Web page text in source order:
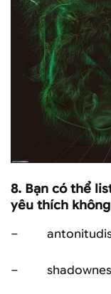
8. Bạn có thể
yêu thích
–
–